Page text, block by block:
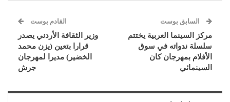
السابق بوست
مركز السينما العربية يختتم
سلسلة ندواته في سوق
الأفلام بمهرجان كان
السينمائي
القادم بوست
وزير الثقافة الأردني يصدر
قرارا بتعين (يزن محمد
الخضير) مديرا لمهرجان
جرش